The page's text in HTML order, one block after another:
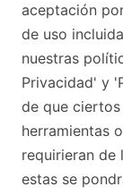
aceptación
de uso
nuestras
Privacidad' y
de que
herramientas
requirieran de
estas se